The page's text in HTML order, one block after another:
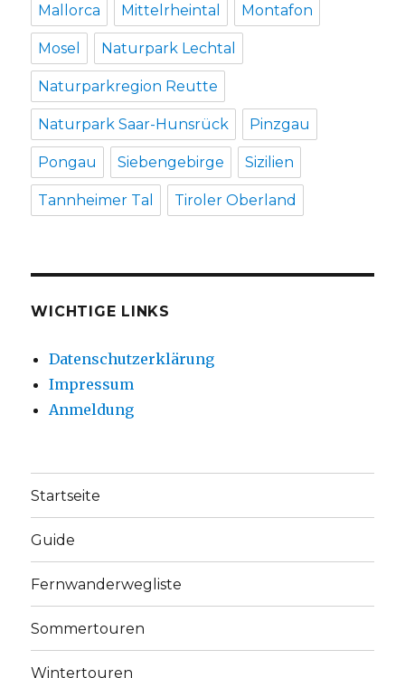
Mallorca Mittelrheintal Montafon
Mosel Naturpark Lechtal
Naturparkregion Reutte
Naturpark Saar-Hunsrück Pinzgau
Pongau Siebengebirge Sizilien
Tannheimer Tal Tiroler Oberland
WICHTIGE LINKS
Datenschutzerklärung
Impressum
Anmeldung
Startseite
Guide
Fernwanderwegliste
Sommertouren
Wintertouren